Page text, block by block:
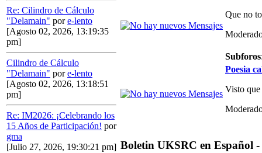
Re: Cilindro de Cálculo
"Delamain" pore-lento
[Agosto 02, 2026, 13:19:35
pm]
Cilindro de Cálculo
"Delamain" pore-lento
[Agosto 02, 2026, 13:18:51
pm]
Re: IM2026: ¡Celebrando los
15 Años de Participación! por
gma
[Julio 27, 2026, 19:30:21 pm]
Que no
Subforos
Poesia
Visto que
Boletin UKSRC en Español